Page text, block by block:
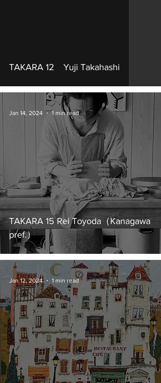
TAKARA 12 Yuji Takahashi
TAKARA 15 Rei Toyoda（Kanagawa
pref.）
Jan 14, 2024 1 min read
Jan 12, 2024 1 min read